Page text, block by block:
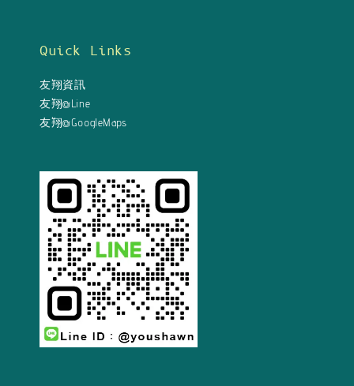
Quick Links
友翔資訊
友翔@Line
友翔@GoogleMaps